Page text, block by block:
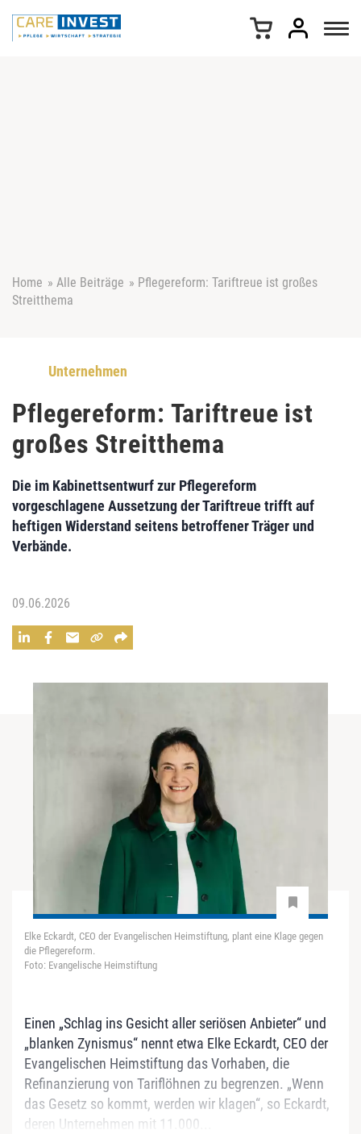
Home » Alle Beiträge » Pflegereform: Tariftreue ist großes
Streitthema
Unternehmen
Pflegereform: Tariftreue ist
großes Streitthema
Die im Kabinettsentwurf zur Pflegereform
vorgeschlagene Aussetzung der Tariftreue trifft auf
heftigen Widerstand seitens betroffener Träger und
Verbände.
09.06.2026
Elke Eckardt, CEO der Evangelischen Heimstiftung, plant eine Klage gegen
die Pflegereform.
Foto: Evangelische Heimstiftung
Einen „Schlag ins Gesicht aller seriösen Anbieter“ und
„blanken Zynismus“ nennt etwa Elke Eckardt, CEO der
Evangelischen Heimstiftung das Vorhaben, die
Refinanzierung von Tariflöhnen zu begrenzen. „Wenn
das Gesetz so kommt, werden wir klagen“, so Eckardt,
deren Unternehmen mit 11.000...